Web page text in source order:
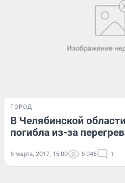
ГОРОД
В Челябинской
погибла из-за
6 марта, 2017, 15:00 6 046 1